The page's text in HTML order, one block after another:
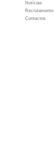
Notícias
Recrutamento
Contactos